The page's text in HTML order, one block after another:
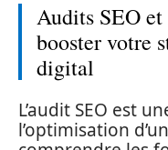
Audits SEO
booster votre
digital
L’audit SEO est
l’optimisation